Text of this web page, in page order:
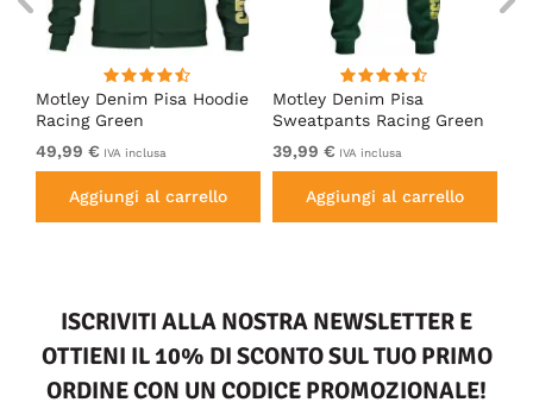
Motley Denim Pisa Hoodie
Racing Green
49,99 € IVA inclusa
Aggiungi al carrello
Motley Denim Pisa
Sweatpants Racing Green
39,99 € IVA inclusa
Aggiungi al carrello
ISCRIVITI ALLA NOSTRA NEWSLETTER E
OTTIENI IL 10% DI SCONTO SUL TUO PRIMO
ORDINE CON UN CODICE PROMOZIONALE!